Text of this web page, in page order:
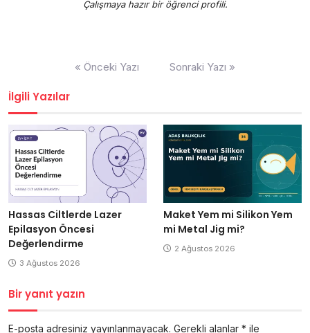
Çalışmaya hazır bir öğrenci profili.
« Önceki Yazı Sonraki Yazı »
İlgili Yazılar
Hassas Ciltlerde Lazer
Epilasyon Öncesi
Değerlendirme
3 Ağustos 2026
Maket Yem mi Silikon Yem
mi Metal Jig mi?
2 Ağustos 2026
Bir yanıt yazın
E-posta adresiniz yayınlanmayacak. Gerekli alanlar * ile